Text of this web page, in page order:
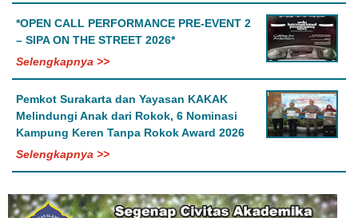
*OPEN CALL PERFORMANCE PRE-EVENT 2
– SIPA ON THE STREET 2026*
Selengkapnya >>
Pemkot Surakarta dan Yayasan KAKAK
Melindungi Anak dari Rokok, 6 Nominasi
Kampung Keren Tanpa Rokok Award 2026
Selengkapnya >>